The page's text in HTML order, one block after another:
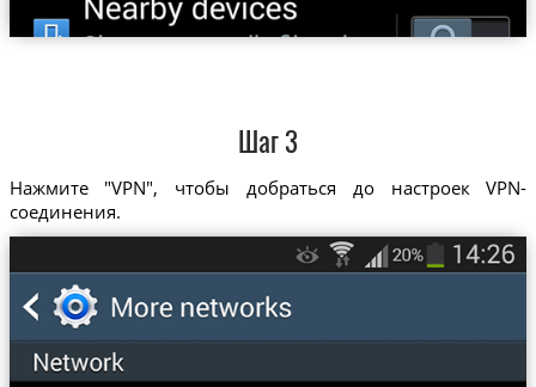
Шаг 3
Нажмите "VPN", чтобы добраться до настроек VPN-
соединения.